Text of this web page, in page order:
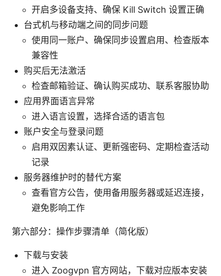
开启多设备支持、确保 Kill Switch 设置正确
台式机与移动端之间的同步问题
使用同一账户、确保同步设置启用、检查版本
兼容性
购买后无法激活
检查邮箱验证、确认购买成功、联系客服协助
应用界面语言异常
进入语言设置，选择合适的语言包
账户安全与登录问题
启用双因素认证、更新强密码、定期检查活动
记录
服务器维护时的替代方案
查看官方公告，使用备用服务器或延迟连接，
避免影响工作
第六部分：操作步骤清单（简化版）
下载与安装
进入 Zoogvpn 官方网站，下载对应版本安装